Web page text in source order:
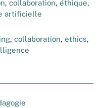
, collaboration, éthique,
artificielle
, collaboration, ethics,